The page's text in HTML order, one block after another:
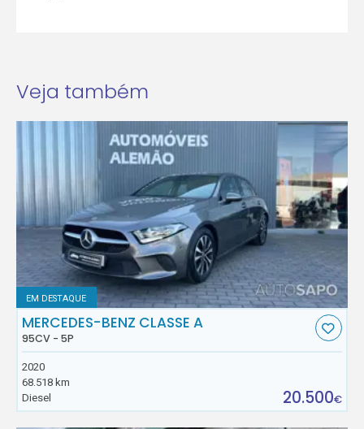
Veja também
EM DESTAQUE
MERCEDES-BENZ CLASSE A
95CV - 5P
2020
68.518 km
Diesel
20.500€